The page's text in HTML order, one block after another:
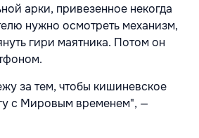
арки, привезенное некогда
нужно осмотреть механизм,
гири маятника. Потом он
за тем, чтобы кишиневское
с Мировым временем", —